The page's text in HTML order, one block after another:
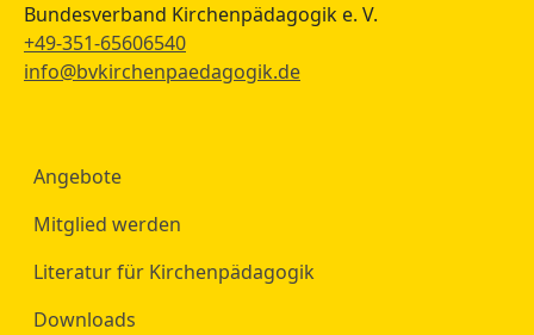
Bundesverband Kirchenpädagogik e. V.
+49-351-65606540
info@bvkirchenpaedagogik.de
Angebote
Mitglied werden
Literatur für Kirchenpädagogik
Downloads